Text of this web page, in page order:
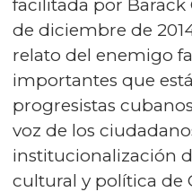
facilitada por Barack
de diciembre de
relato del enemigo
importantes que
progresistas
voz de los
institucionalización
cultural y política de